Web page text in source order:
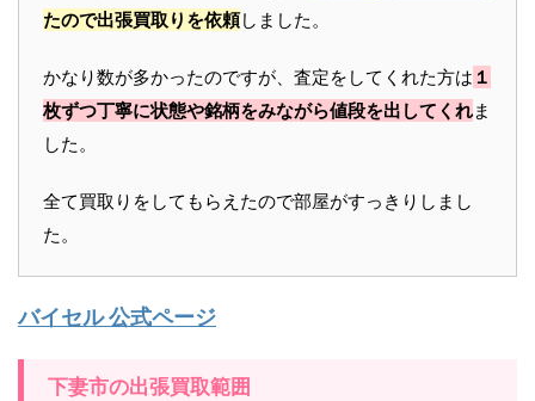
たので出張買取りを依頼しました。
かなり数が多かったのですが、査定をしてくれた方は １
枚ずつ丁寧に状態や銘柄をみながら値段を出してくれま
した。
全て買取りをしてもらえたので部屋がすっきりしまし
た。
バイセル 公式ページ
下妻市の出張買取範囲